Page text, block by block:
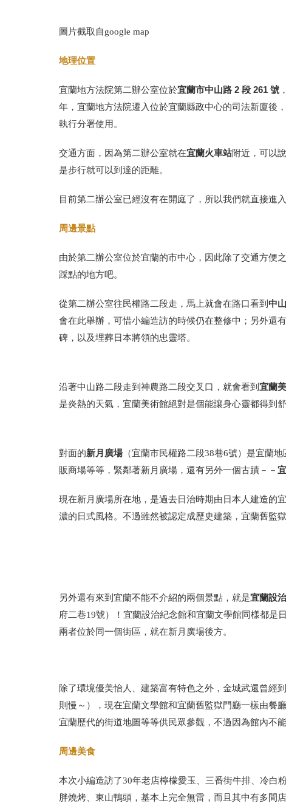
圖片截取自google map
地理位置
宜蘭地方法院第二辦公室位於宜蘭市中山路 2 段 261 號
年，宜蘭地方法院遷入位於宜蘭縣政中心的司法新廈後
執行分署使用。
交通方面，因為第二辦公室就在宜蘭火車站附近，可以
是步行就可以到達的距離。
目前第二辦公室已經沒有在開庭了，所以我們就直接進
周邊景點
由於第二辦公室位於宜蘭的市中心，因此除了交通方便
踩點的地方吧。
從第二辦公室往民權路二段走，馬上就會在路口看到 中
會在此舉辦，可惜小編造訪的時候仍在整修中；另外還
碑，以及埋葬日本將領的忠靈塔。
沿著中山路二段走到神農路二段交叉口，就會看到 宜蘭
是炎熱的天氣，宜蘭美術館絕對是個能讓身心靈都得到
對面的新月廣場（宜蘭市民權路二段38巷6號）是宜蘭
販商場等等，緊鄰著新月廣場，還有另外一個古蹟－－
現在新月廣場所在地，是過去日治時期由日本人建造的
濃的日式風格。不過雖然被認定成歷史建築，宜蘭舊監
另外還有來到宜蘭不能不介紹的兩個景點，就是宜蘭設
府二巷19號）！宜蘭設治紀念館和宜蘭文學館同樣都是
兩者位於同一個街區，就在新月廣場後方。
除了環境優美怡人、建築富有特色之外，金城武還曾經
則慢～），現在宜蘭文學館和宜蘭舊監獄門廳一樣由餐
宜蘭歷代的街道地圖等等供民眾參觀，不過因為館內不
周邊美食
本次小編造訪了30年老店檸檬愛玉、三番街牛排、冷白
胖燒烤、東山鴨頭，基本上完全無雷，而且其中有多間